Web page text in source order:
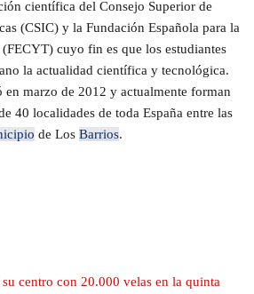
científica del Consejo Superior de
(CSIC) y la Fundación Española para la
cuyo fin es que los estudiantes
la actualidad científica y tecnológica.
en marzo de 2012 y actualmente forman
40 localidades de toda España entre las
de Los Barrios.
centro con 20.000 velas en la quinta